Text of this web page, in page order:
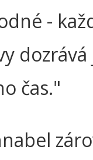
-
dozrává
čas."